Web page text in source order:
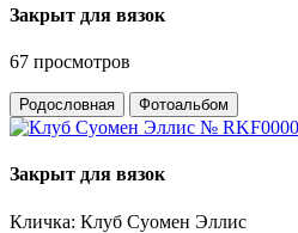
Закрыт для вязок
67 просмотров
Родословная Фотоальбом
Закрыт для вязок
Кличка: Клуб Суомен Эллис